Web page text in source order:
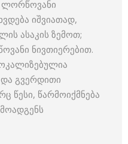
ლორწოვანი
იშვიათად,
ასაკის ზემოთ;
ნივთიერებით.
და გვერდითი
წესი, წარმოიქმნება